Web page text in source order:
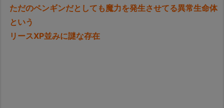
ただのペンギンだとしても魔力を発生させてる異常生命体
という
リースXP並みに謎な存在